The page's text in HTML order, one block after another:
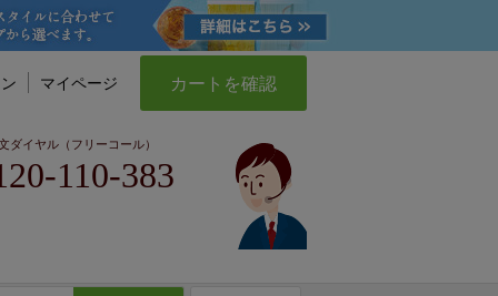
マイページ カートを確認
ダイヤル（フリーコール）
110-383